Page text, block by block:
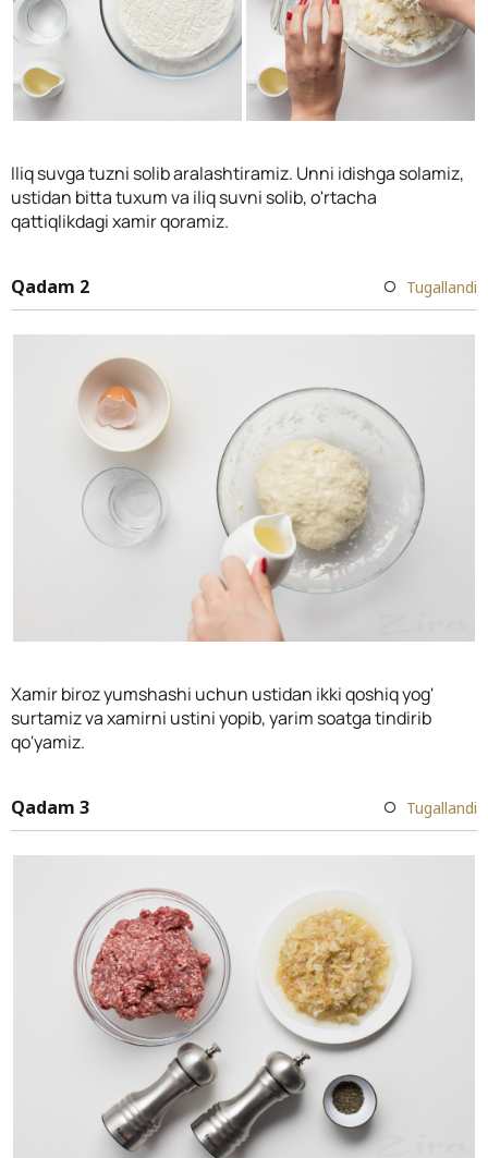
Iliq suvga tuzni solib aralashtiramiz. Unni idishga solamiz,
ustidan bitta tuxum va iliq suvni solib, o'rtacha
qattiqlikdagi xamir qoramiz.
Qadam 2 Tugallandi
Xamir biroz yumshashi uchun ustidan ikki qoshiq yog'
surtamiz va xamirni ustini yopib, yarim soatga tindirib
qo'yamiz.
Qadam 3 Tugallandi